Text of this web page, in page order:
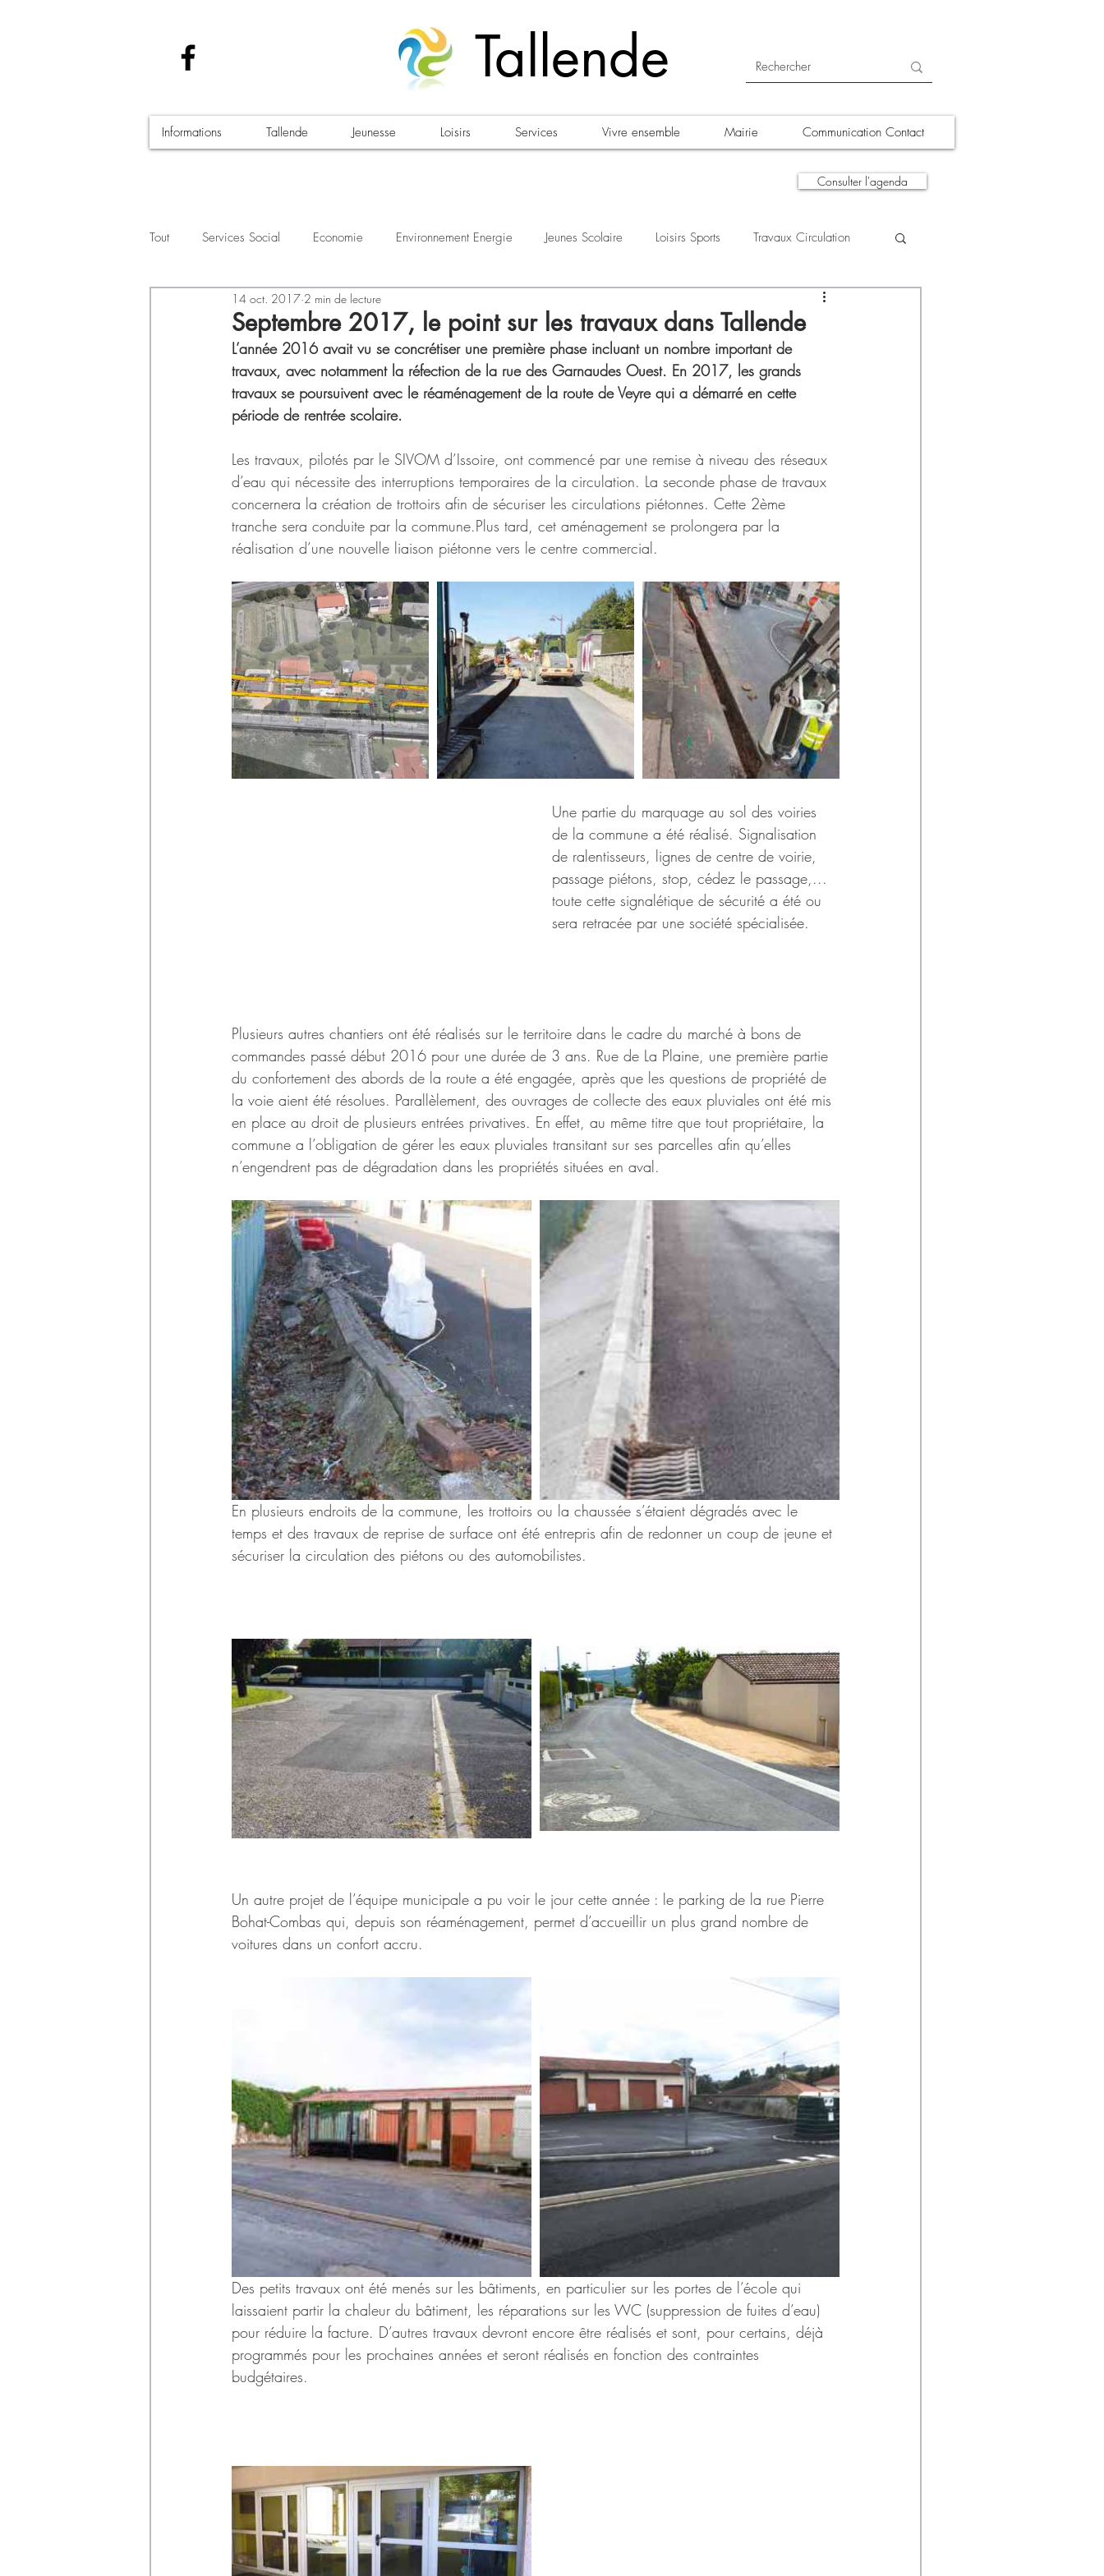
Tallende
Informations Tallende Jeunesse Loisirs Services Vivre ensemble Mairie Communication Contact
Consulter l'agenda
Tout Services Social Economie Environnement Energie Jeunes Scolaire Loisirs Sports Travaux Circulation
Santé - Covid-19 Culture Manifestations A la une
Septembre 2017, le point sur les travaux dans Tallende
14 oct. 2017 2 min de lecture
L’année 2016 avait vu se concrétiser une première phase incluant un nombre important de
travaux, avec notamment la réfection de la rue des Garnaudes Ouest. En 2017, les grands
travaux se poursuivent avec le réaménagement de la route de Veyre qui a démarré en cette
période de rentrée scolaire.
Les travaux, pilotés par le SIVOM d’Issoire, ont commencé par une remise à niveau des réseaux
d’eau qui nécessite des interruptions temporaires de la circulation. La seconde phase de travaux
concernera la création de trottoirs afin de sécuriser les circulations piétonnes. Cette 2ème
tranche sera conduite par la commune.Plus tard, cet aménagement se prolongera par la
réalisation d’une nouvelle liaison piétonne vers le centre commercial.
Une partie du marquage au sol des voiries
de la commune a été réalisé. Signalisation
de ralentisseurs, lignes de centre de voirie,
passage piétons, stop, cédez le passage,...
toute cette signalétique de sécurité a été ou
sera retracée par une société spécialisée.
Plusieurs autres chantiers ont été réalisés sur le territoire dans le cadre du marché à bons de
commandes passé début 2016 pour une durée de 3 ans. Rue de La Plaine, une première partie
du confortement des abords de la route a été engagée, après que les questions de propriété de
la voie aient été résolues. Parallèlement, des ouvrages de collecte des eaux pluviales ont été mis
en place au droit de plusieurs entrées privatives. En effet, au même titre que tout propriétaire, la
commune a l’obligation de gérer les eaux pluviales transitant sur ses parcelles afin qu’elles
n’engendrent pas de dégradation dans les propriétés situées en aval.
En plusieurs endroits de la commune, les trottoirs ou la chaussée s’étaient dégradés avec le
temps et des travaux de reprise de surface ont été entrepris afin de redonner un coup de jeune et
sécuriser la circulation des piétons ou des automobilistes.
Un autre projet de l’équipe municipale a pu voir le jour cette année : le parking de la rue Pierre
Bohat-Combas qui, depuis son réaménagement, permet d’accueillir un plus grand nombre de
voitures dans un confort accru.
Des petits travaux ont été menés sur les bâtiments, en particulier sur les portes de l’école qui
laissaient partir la chaleur du bâtiment, les réparations sur les WC (suppression de fuites d’eau)
pour réduire la facture. D’autres travaux devront encore être réalisés et sont, pour certains, déjà
programmés pour les prochaines années et seront réalisés en fonction des contraintes
budgétaires.